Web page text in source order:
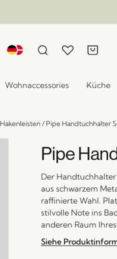
Wohnaccessories Küche
Hakenleisten/ Pipe Handtuchhalter
Pipe
Der
aus schwarzem
raffinierte Wahl.
stilvolle Note ins
anderen Raum
Siehe